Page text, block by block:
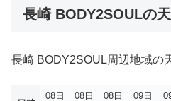
長崎 BODY2SOULの
長崎 BODY2SOUL周辺地域の
08日
08日
08日
09日